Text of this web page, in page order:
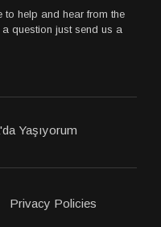
help and hear from the
question just send us a
Yaşıyorum
Privacy Policies